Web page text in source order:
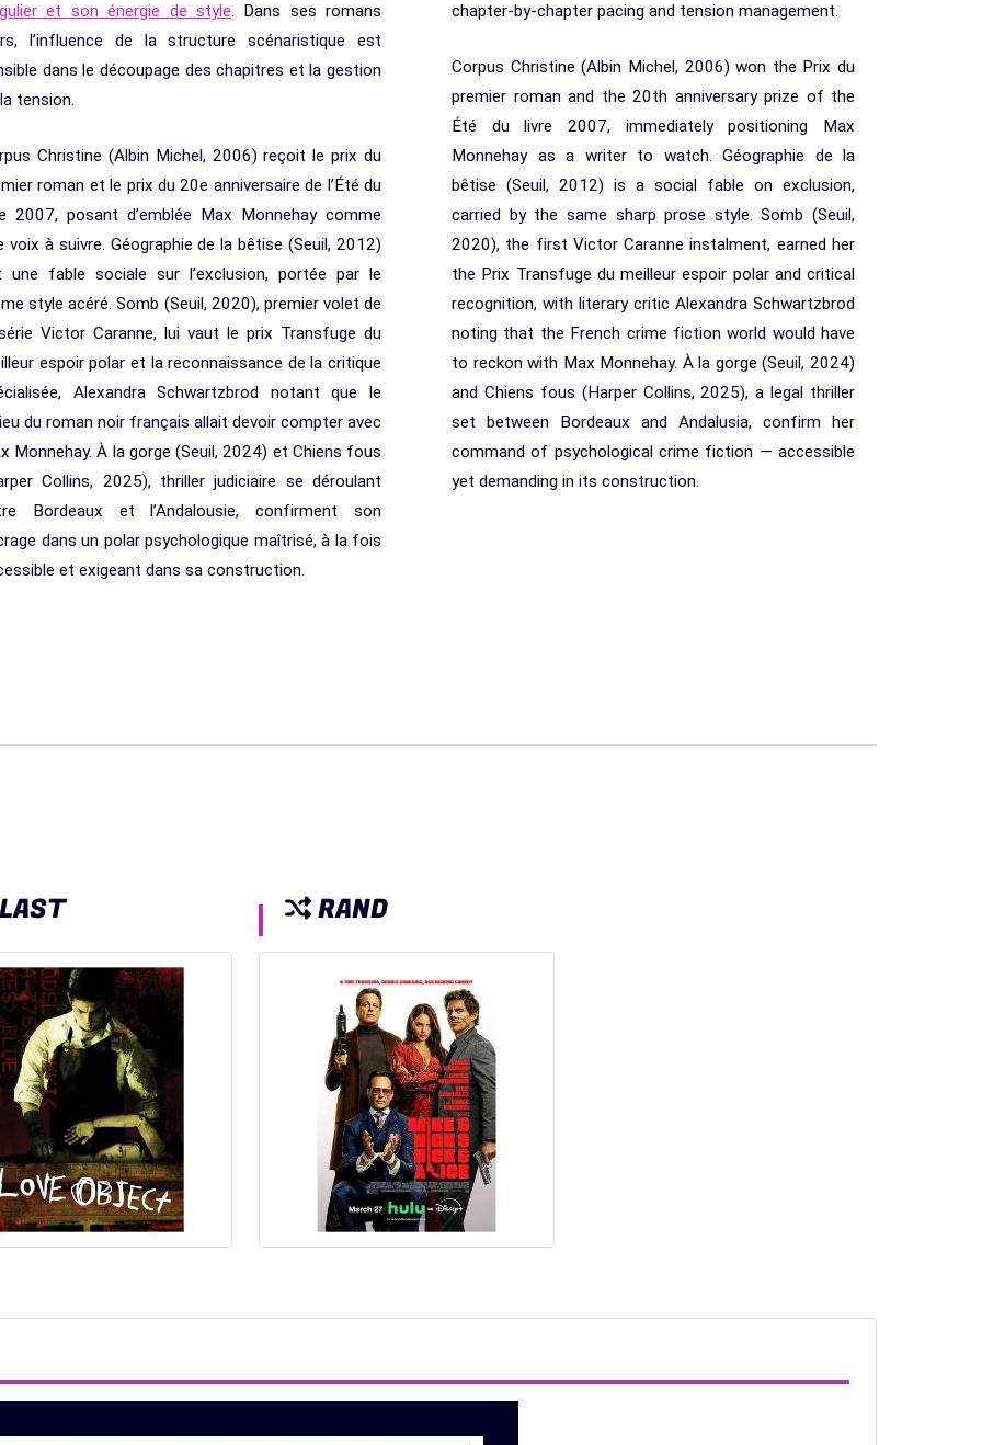
et son énergie de style. Dans ses romans
l’influence de la structure scénaristique est
dans le découpage des chapitres et la gestion
tension.
Christine (Albin Michel, 2006) reçoit le prix du
roman et le prix du 20e anniversaire de l’Été du
2007, posant d’emblée Max Monnehay comme
voix à suivre. Géographie de la bêtise (Seuil, 2012)
une fable sociale sur l’exclusion, portée par le
style acéré. Somb (Seuil, 2020), premier volet de
Victor Caranne, lui vaut le prix Transfuge du
espoir polar et la reconnaissance de la critique
Alexandra Schwartzbrod notant que le
du roman noir français allait devoir compter avec
Monnehay. À la gorge (Seuil, 2024) et Chiens fous
Collins, 2025), thriller judiciaire se déroulant
Bordeaux et l’Andalousie, confirment son
dans un polar psychologique maîtrisé, à la fois
et exigeant dans sa construction.
chapter-by-chapter pacing and tension management.
Corpus Christine (Albin Michel, 2006) won the Prix du
premier roman and the 20th anniversary prize of the
Été du livre 2007, immediately positioning Max
Monnehay as a writer to watch. Géographie de la
bêtise (Seuil, 2012) is a social fable on exclusion,
carried by the same sharp prose style. Somb (Seuil,
2020), the first Victor Caranne instalment, earned her
the Prix Transfuge du meilleur espoir polar and critical
recognition, with literary critic Alexandra Schwartzbrod
noting that the French crime fiction world would have
to reckon with Max Monnehay. À la gorge (Seuil, 2024)
and Chiens fous (Harper Collins, 2025), a legal thriller
set between Bordeaux and Andalusia, confirm her
command of psychological crime fiction — accessible
yet demanding in its construction.
RAND